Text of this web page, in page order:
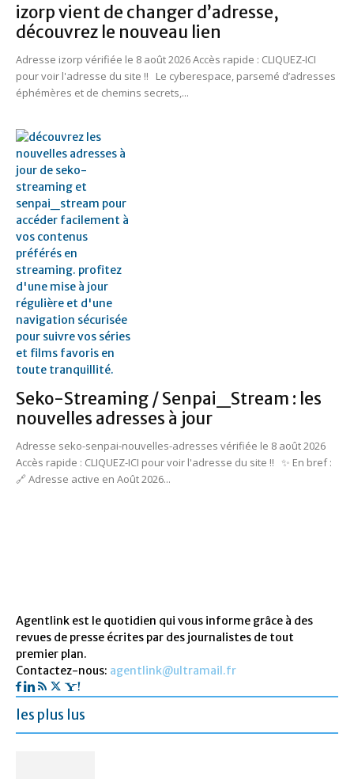
izorp vient de changer d’adresse,
découvrez le nouveau lien
Adresse izorp vérifiée le 8 août 2026 Accès rapide : CLIQUEZ-ICI
pour voir l'adresse du site !! Le cyberespace, parsemé d’adresses
éphémères et de chemins secrets,...
Seko-Streaming / Senpai_Stream : les
nouvelles adresses à jour
Adresse seko-senpai-nouvelles-adresses vérifiée le 8 août 2026
Accès rapide : CLIQUEZ-ICI pour voir l'adresse du site !! ✨ En bref :
🔗 Adresse active en Août 2026...
Agentlink est le quotidien qui vous informe grâce à des
revues de presse écrites par des journalistes de tout
premier plan.
Contactez-nous: agentlink@ultramail.fr
les plus lus